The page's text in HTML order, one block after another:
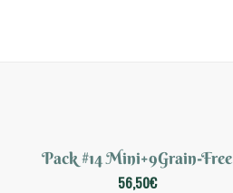
Pack #14 Mini+9Grain-Free
56,50€